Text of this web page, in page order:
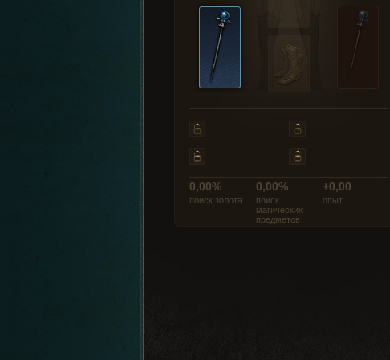
0,00%
поиск золота
0,00%
поиск
магических
предметов
+0,00
опыт